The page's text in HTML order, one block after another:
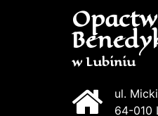
w Lubiniu
ul.
64-010